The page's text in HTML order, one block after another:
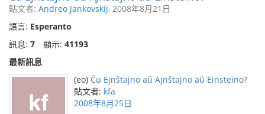
貼文者: Andreo Jankovskij, 2008年8月21日
語言: Esperanto
訊息: 7 顯示: 41193
最新訊息
(eo) Ĉu Ejnŝtajno aŭ Ajnŝtajno aŭ Einsteino?
貼文者: kfa
2008年8月25日